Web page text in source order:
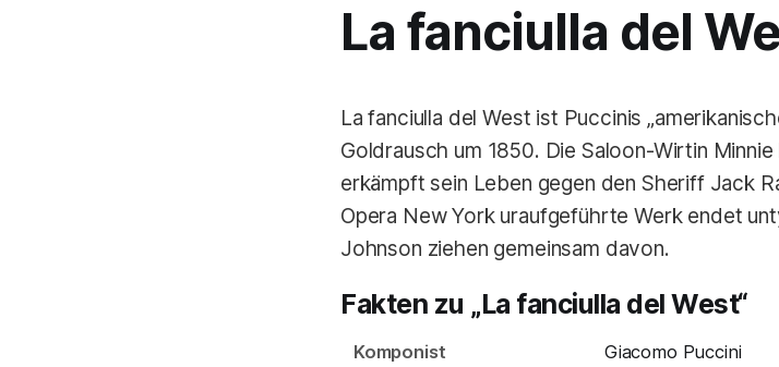
La fanciulla del
La fanciulla del West ist Puccinis
Goldrausch um 1850. Die Saloon-Wirtin
erkämpft sein Leben gegen den Sheriff Jack
Opera New York uraufgeführte Werk endet
Johnson ziehen gemeinsam davon.
Fakten zu „La fanciulla del West“
Komponist Giacomo Puccini